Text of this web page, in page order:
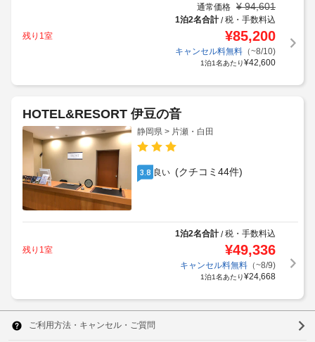
通常価格 ¥ 94,601
1泊2名合計/税・手数料込
残り1室
¥85,200
キャンセル料無料（~8/10)
1泊1名あたり¥42,600
HOTEL&RESORT 伊豆の音
静岡県 > 片瀬・白田
3.8 良い (クチコミ44件)
1泊2名合計/税・手数料込
残り1室
¥49,336
キャンセル料無料（~8/9)
1泊1名あたり¥24,668